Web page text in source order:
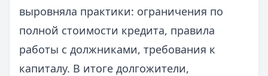
выровняла практики: ограничения по
полной стоимости кредита, правила
работы с должниками, требования к
капиталу. В итоге долгожители,